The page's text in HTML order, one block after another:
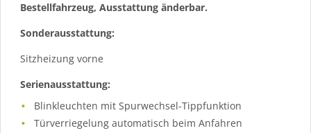
Bestellfahrzeug, Ausstattung änderbar.
Sonderausstattung:
Sitzheizung vorne
Serienausstattung:
Blinkleuchten mit Spurwechsel-Tippfunktion
Türverriegelung automatisch beim Anfahren